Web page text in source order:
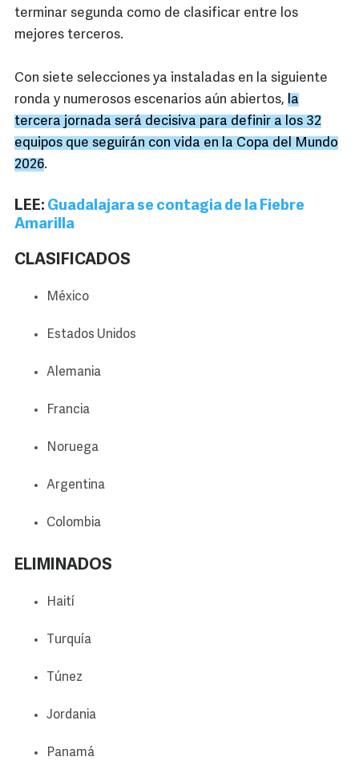
terminar segunda como de clasificar entre los
mejores terceros.
Con siete selecciones ya instaladas en la siguiente
ronda y numerosos escenarios aún abiertos, la
tercera jornada será decisiva para definir a los 32
equipos que seguirán con vida en la Copa del Mundo
2026.
LEE: Guadalajara se contagia de la Fiebre
Amarilla
CLASIFICADOS
México
Estados Unidos
Alemania
Francia
Noruega
Argentina
Colombia
ELIMINADOS
Haití
Turquía
Túnez
Jordania
Panamá